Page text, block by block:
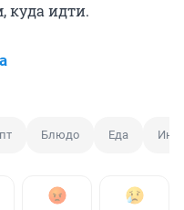
куда идти.
Блюдо Еда